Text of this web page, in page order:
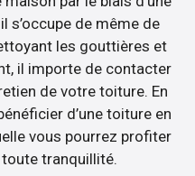
s’occupe de même de
les gouttières et
il importe de contacter
de votre toiture. En
d’une toiture en
vous pourrez profiter
tranquillité.